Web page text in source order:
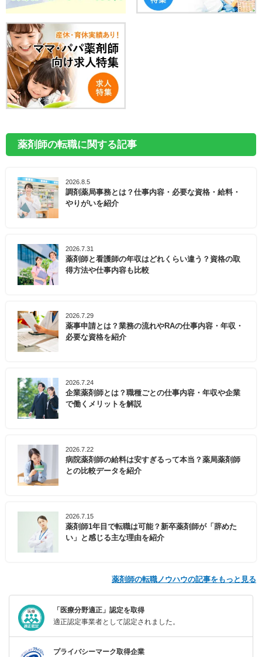
薬剤師の転職に関する記事
2026.8.5
調剤薬局事務とは？仕事内容・必要な資格・給料・
やりがいを紹介
2026.7.31
薬剤師と看護師の年収はどれくらい違う？資格の取
得方法や仕事内容も比較
2026.7.29
薬事申請とは？業務の流れやRAの仕事内容・年収・
必要な資格を紹介
2026.7.24
企業薬剤師とは？職種ごとの仕事内容・年収や企業
で働くメリットを解説
2026.7.22
病院薬剤師の給料は安すぎるって本当？薬局薬剤師
との比較データを紹介
2026.7.15
薬剤師1年目で転職は可能？新卒薬剤師が「辞めた
い」と感じる主な理由を紹介
薬剤師の転職ノウハウの記事をもっと見る
「医療分野適正」認定を取得
適正認定事業者として認定されました。
プライバシーマーク取得企業